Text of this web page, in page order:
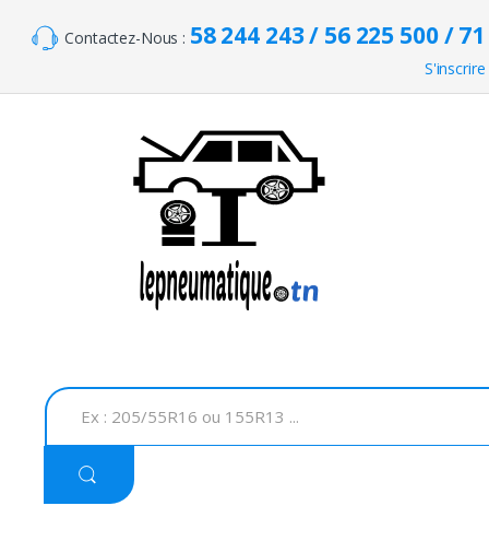
Contactez-Nous : 58 244 243 / 56 225 500 /
S'inscrire
S
e